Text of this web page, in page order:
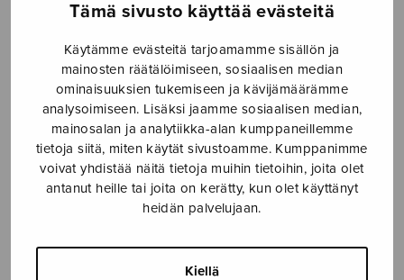
Tämä sivusto käyttää evästeitä
Käytämme evästeitä tarjoamamme sisällön ja
mainosten räätälöimiseen, sosiaalisen median
ominaisuuksien tukemiseen ja kävijämäärämme
analysoimiseen. Lisäksi jaamme sosiaalisen median,
mainosalan ja analytiikka-alan kumppaneillemme
tietoja siitä, miten käytät sivustoamme. Kumppanimme
voivat yhdistää näitä tietoja muihin tietoihin, joita olet
antanut heille tai joita on kerätty, kun olet käyttänyt
heidän palvelujaan.
Kiellä
SEKAKUORO
SOITINKOULUT JA OPPAAT
SOITINMUSIIKKI
YKSINLAULU
YLEINEN